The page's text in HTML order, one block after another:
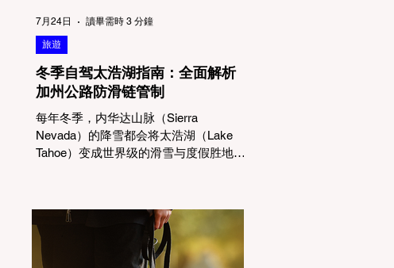
冬季自驾太浩湖指南：全面解析
加州公路防滑链管制
每年冬季，内华达山脉（Sierra
Nevada）的降雪都会将太浩湖（Lake
Tahoe）变成世界级的滑雪与度假胜地。
交通局 (Caltrans) 严格的防滑链管制
(Chain Controls)。 不了解这些规定，不
仅可能面临高额罚单或被公路巡警
旅遊
7月24日 讀畢需時 3 分鐘